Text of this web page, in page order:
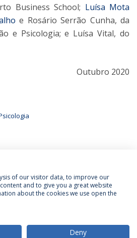
Business School; Luísa Mota
e Rosário Serrão Cunha, da
e Psicologia; e Luísa Vital, do
Outubro 2020
Termos & Condições
of our visitor data, to improve our
and to give you a great website
about the cookies we use open the
Deny